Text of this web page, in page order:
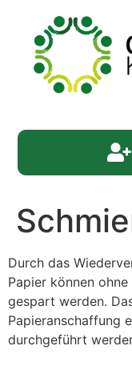
Durch das
Papier können
gespart werden.
Papieranschaffung
durchgeführt